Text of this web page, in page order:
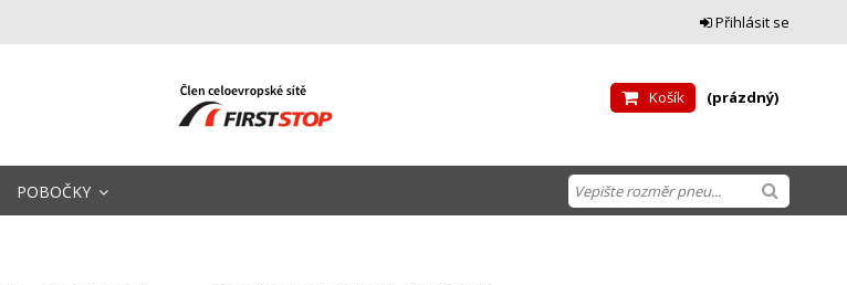
Přihlásit se
Košík (prázdný)
POBOČKY